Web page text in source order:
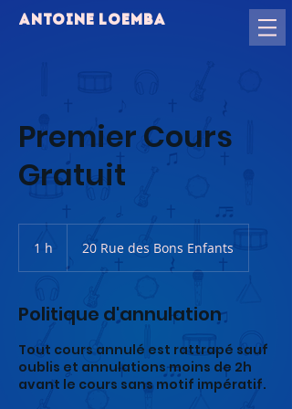
ANTOINE LOEMBA
Premier Cours
Gratuit
1 h 20 Rue des Bons Enfants
Politique d'annulation
Tout cours annulé est rattrapé sauf
oublis et annulations moins de 2h
avant le cours sans motif impératif.